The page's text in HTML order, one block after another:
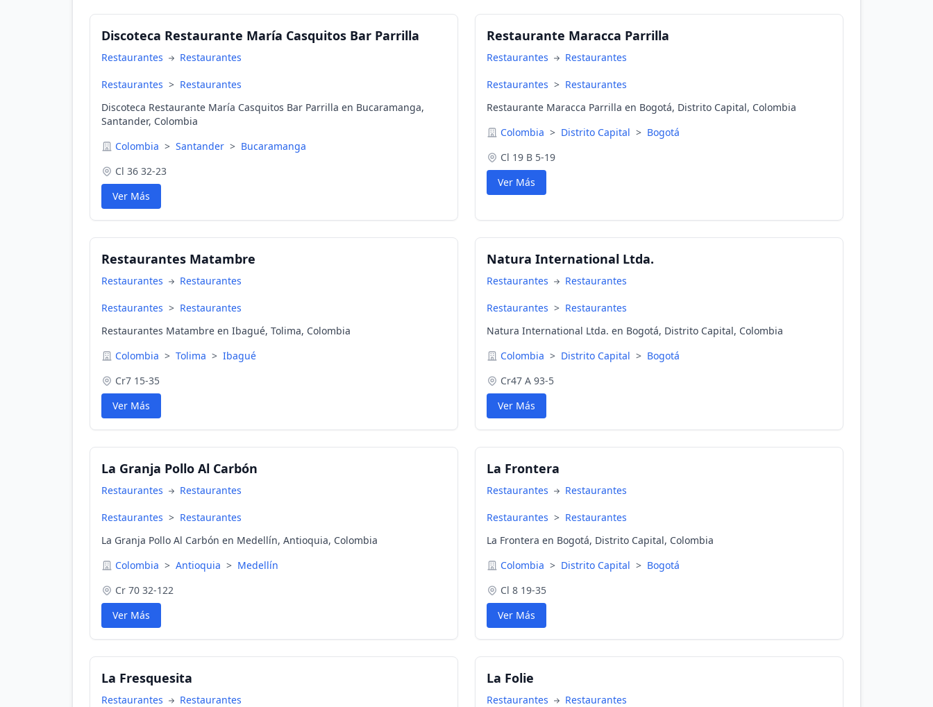
Discoteca Restaurante María Casquitos Bar Parrilla
Restaurantes Restaurantes
Restaurantes > Restaurantes
Discoteca Restaurante María Casquitos Bar Parrilla en Bucaramanga,
Santander, Colombia
Colombia > Santander > Bucaramanga
Cl 36 32-23
Ver Más
Restaurante Maracca Parrilla
Restaurantes Restaurantes
Restaurantes > Restaurantes
Restaurante Maracca Parrilla en Bogotá, Distrito Capital, Colombia
Colombia > Distrito Capital > Bogotá
Cl 19 B 5-19
Ver Más
Restaurantes Matambre
Restaurantes Restaurantes
Restaurantes > Restaurantes
Restaurantes Matambre en Ibagué, Tolima, Colombia
Colombia > Tolima > Ibagué
Cr7 15-35
Ver Más
Natura International Ltda.
Restaurantes Restaurantes
Restaurantes > Restaurantes
Natura International Ltda. en Bogotá, Distrito Capital, Colombia
Colombia > Distrito Capital > Bogotá
Cr47 A 93-5
Ver Más
La Granja Pollo Al Carbón
Restaurantes Restaurantes
Restaurantes > Restaurantes
La Granja Pollo Al Carbón en Medellín, Antioquia, Colombia
Colombia > Antioquia > Medellín
Cr 70 32-122
Ver Más
La Frontera
Restaurantes Restaurantes
Restaurantes > Restaurantes
La Frontera en Bogotá, Distrito Capital, Colombia
Colombia > Distrito Capital > Bogotá
Cl 8 19-35
Ver Más
La Fresquesita
Restaurantes Restaurantes
La Folie
Restaurantes Restaurantes